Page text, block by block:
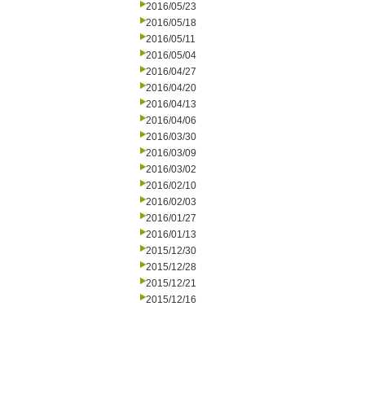
2016/05/23
2016/05/18
2016/05/11
2016/05/04
2016/04/27
2016/04/20
2016/04/13
2016/04/06
2016/03/30
2016/03/09
2016/03/02
2016/02/10
2016/02/03
2016/01/27
2016/01/13
2015/12/30
2015/12/28
2015/12/21
2015/12/16